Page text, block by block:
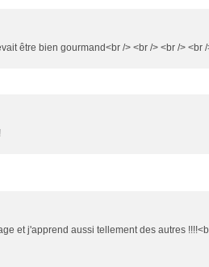
être bien gourmand<br /> <br /> <br /> <br /
et j'apprend aussi tellement des autres